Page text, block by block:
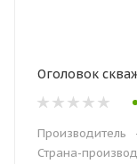
Оголовок
Производитель
Страна-